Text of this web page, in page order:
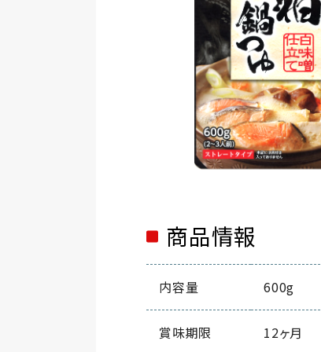
商品情報
内容量 600g
賞味期限 12ヶ月